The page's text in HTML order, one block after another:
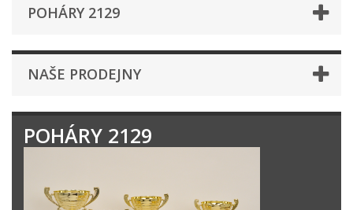
POHÁRY 2129
NAŠE PRODEJNY
POHÁRY 2129